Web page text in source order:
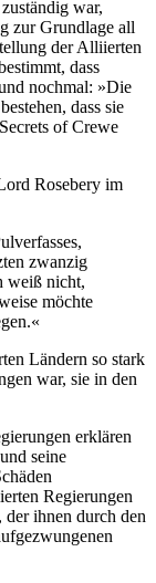
war,
zur Grundlage all
der Alliierten
dass
nochmal: »Die
dass sie
of Crewe
Rosebery im
zwanzig
weiß nicht,
möchte
Ländern so stark
war, sie in den
erklären
seine
Regierungen
der ihnen durch den